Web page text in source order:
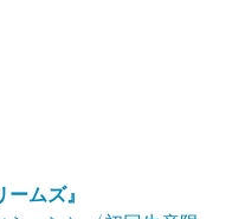
ムズ』